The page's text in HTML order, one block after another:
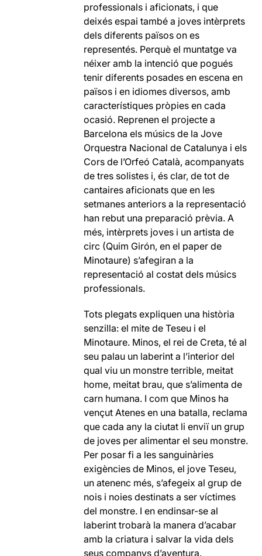
professionals i aficionats, i que
deixés espai també a joves intèrprets
dels diferents països on es
representés. Perquè el muntatge va
néixer amb la intenció que pogués
tenir diferents posades en escena en
països i en idiomes diversos, amb
característiques pròpies en cada
ocasió. Reprenen el projecte a
Barcelona els músics de la Jove
Orquestra Nacional de Catalunya i els
Cors de l’Orfeó Català, acompanyats
de tres solistes i, és clar, de tot de
cantaires aficionats que en les
setmanes anteriors a la representació
han rebut una preparació prèvia. A
més, intèrprets joves i un artista de
circ (Quim Girón, en el paper de
Minotaure) s’afegiran a la
representació al costat dels músics
professionals.
Tots plegats expliquen una història
senzilla: el mite de Teseu i el
Minotaure. Minos, el rei de Creta, té al
seu palau un laberint a l’interior del
qual viu un monstre terrible, meitat
home, meitat brau, que s’alimenta de
carn humana. I com que Minos ha
vençut Atenes en una batalla, reclama
que cada any la ciutat li enviï un grup
de joves per alimentar el seu monstre.
Per posar fi a les sanguinàries
exigències de Minos, el jove Teseu,
un atenenc més, s’afegeix al grup de
nois i noies destinats a ser víctimes
del monstre. I en endinsar-se al
laberint trobarà la manera d’acabar
amb la criatura i salvar la vida dels
seus companys d’aventura.